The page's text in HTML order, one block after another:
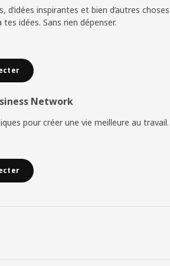
d’idées inspirantes et bien d’autres choses
idées. Sans rien dépenser.
Network
pour créer une vie meilleure au travail.